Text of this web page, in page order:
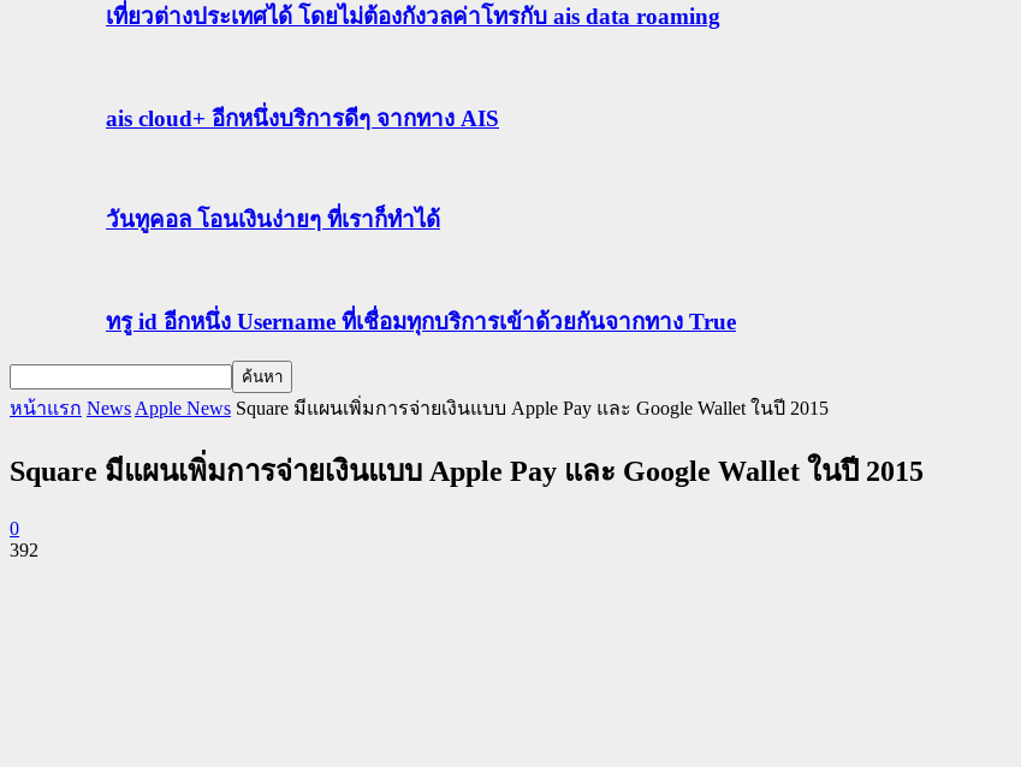
เที่ยวต่างประเทศได้ โดยไม่ต้องกังวลค่าโทรกับ ais data roaming
ais cloud+ อีกหนึ่งบริการดีๆ จากทาง AIS
วันทูคอล โอนเงินง่ายๆ ที่เราก็ทำได้
ทรู id อีกหนึ่ง Username ที่เชื่อมทุกบริการเข้าด้วยกันจากทาง True
หน้าแรก News Apple News Square มีแผนเพิ่มการจ่ายเงินแบบ Apple Pay และ Google Wallet ในปี 2015
Square มีแผนเพิ่มการจ่ายเงินแบบ Apple Pay และ Google Wallet ในปี 2015
0
392